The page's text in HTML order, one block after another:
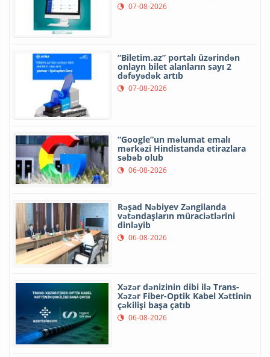
07-08-2026
“Biletim.az” portalı üzərindən
onlayn bilet alanların sayı 2
dəfəyədək artıb
07-08-2026
“Google”un məlumat emalı
mərkəzi Hindistanda etirazlara
səbəb olub
06-08-2026
Rəşad Nəbiyev Zəngilanda
vətəndaşların müraciətlərini
dinləyib
06-08-2026
Xəzər dənizinin dibi ilə Trans-
Xəzər Fiber-Optik Kabel Xəttinin
çəkilişi başa çatıb
06-08-2026